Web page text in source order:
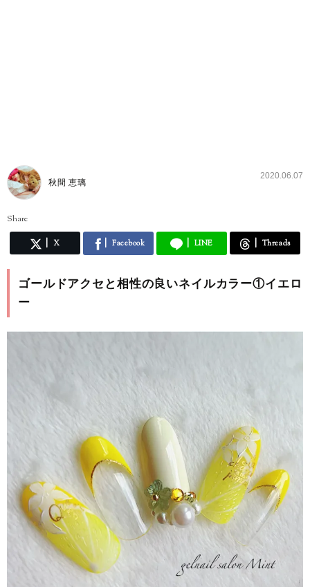
秋間 恵璃
2020.06.07
Share
X Facebook LINE Threads
ゴールドアクセと相性の良いネイルカラー①イエロ
ー